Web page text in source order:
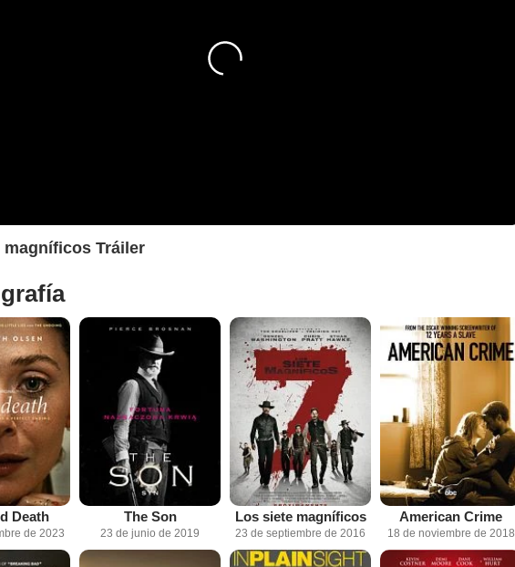
magníficos Tráiler
Death
de 2023
The Son
23 de junio de 2019
Los siete magníficos
23 de septiembre de 2016
American Crime
18 de noviembre de 2018